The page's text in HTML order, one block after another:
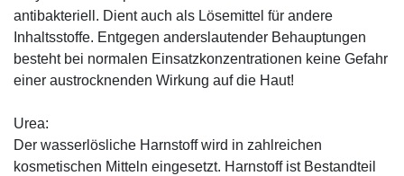
antibakteriell. Dient auch als Lösemittel für andere
Inhaltsstoffe. Entgegen anderslautender Behauptungen
besteht bei normalen Einsatzkonzentrationen keine Gefahr
einer austrocknenden Wirkung auf die Haut!
Urea:
Der wasserlösliche Harnstoff wird in zahlreichen
kosmetischen Mitteln eingesetzt. Harnstoff ist Bestandteil